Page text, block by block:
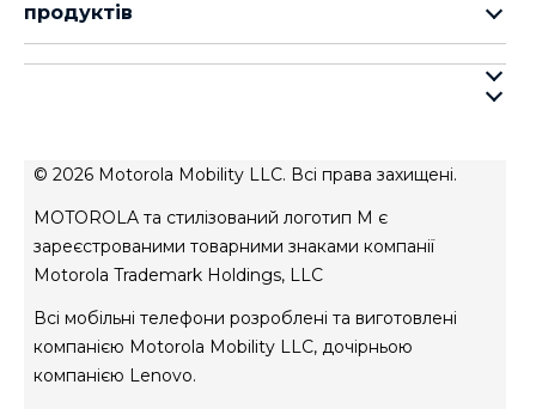
продуктів
cерія motorola razr
умови продажу
© 2026 Motorola Mobility LLC. Всі права захищені.
MOTOROLA та стилізований логотип M є
зареєстрованими товарними знаками компанії
Motorola Trademark Holdings, LLC
Всі мобільні телефони розроблені та виготовлені
компанією Motorola Mobility LLC, дочірньою
компанією Lenovo.